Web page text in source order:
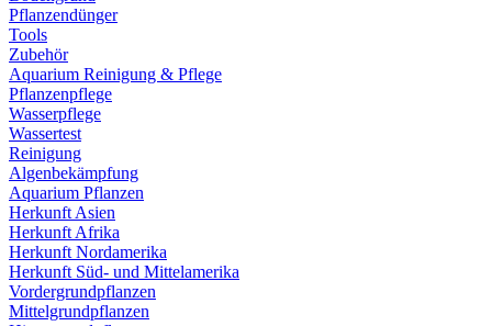
Pflanzendünger
Tools
Zubehör
Aquarium Reinigung & Pflege
Pflanzenpflege
Wasserpflege
Wassertest
Reinigung
Algenbekämpfung
Aquarium Pflanzen
Herkunft Asien
Herkunft Afrika
Herkunft Nordamerika
Herkunft Süd- und Mittelamerika
Vordergrundpflanzen
Mittelgrundpflanzen